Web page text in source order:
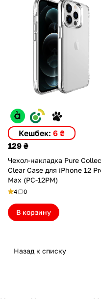
Кешбек: 6 ₴
129 ₴
Чехол-накладка Pure
Clear Case для iPhone 12
Max (PC-12PM)
4 0
В корзину
Назад к списку